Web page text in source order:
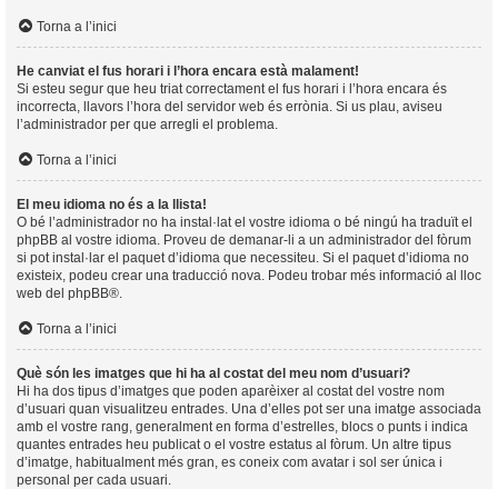
Torna a l’inici
He canviat el fus horari i l’hora encara està malament!
Si esteu segur que heu triat correctament el fus horari i l’hora encara és
incorrecta, llavors l’hora del servidor web és errònia. Si us plau, aviseu
l’administrador per que arregli el problema.
Torna a l’inici
El meu idioma no és a la llista!
O bé l’administrador no ha instal·lat el vostre idioma o bé ningú ha traduït el
phpBB al vostre idioma. Proveu de demanar-li a un administrador del fòrum
si pot instal·lar el paquet d’idioma que necessiteu. Si el paquet d’idioma no
existeix, podeu crear una traducció nova. Podeu trobar més informació al lloc
web del phpBB®.
Torna a l’inici
Què són les imatges que hi ha al costat del meu nom d’usuari?
Hi ha dos tipus d’imatges que poden aparèixer al costat del vostre nom
d’usuari quan visualitzeu entrades. Una d’elles pot ser una imatge associada
amb el vostre rang, generalment en forma d’estrelles, blocs o punts i indica
quantes entrades heu publicat o el vostre estatus al fòrum. Un altre tipus
d’imatge, habitualment més gran, es coneix com avatar i sol ser única i
personal per cada usuari.